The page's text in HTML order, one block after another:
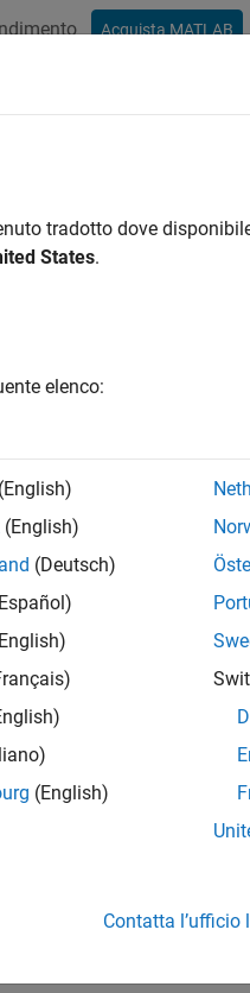
Acquista MATLAB
tradotto dove
States.
elenco:
(English)
(English)
(Deutsch)
(English)
Contatta l’ufficio